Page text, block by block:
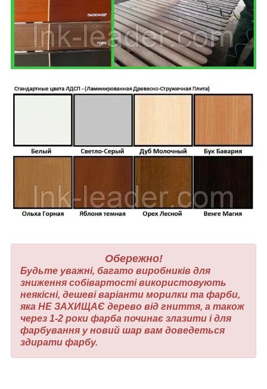
Обережно!
Будьте уважні, багато виробників для
зниження собівартості використовують
неякісні, дешеві варіанти морилки та фарби,
яка НЕ ЗАХИЩАЄ дерево від гниття, а також
через 1-2 роки фарба починає злазити і для
фарбування у новий шар вам доведеться
здирати фарбу.